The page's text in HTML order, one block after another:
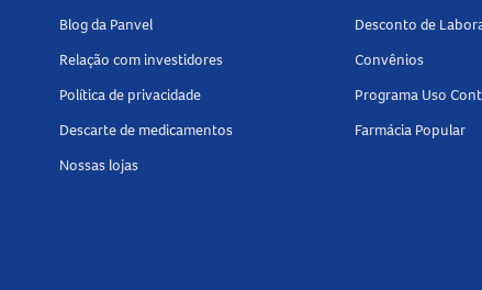
Blog da Panvel
Relação com investidores
Política de privacidade
Descarte de medicamentos
Nossas lojas
Desconto de
Convênios
Programa Uso
Farmácia Popular